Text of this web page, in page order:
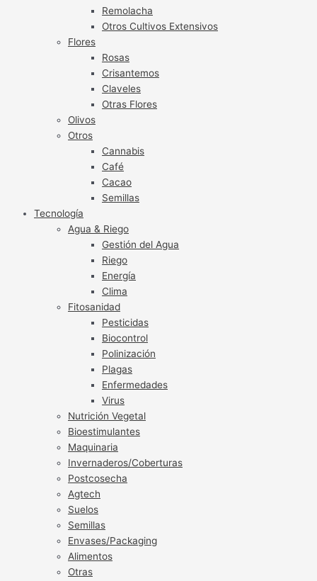
Remolacha
Otros Cultivos Extensivos
Flores
Rosas
Crisantemos
Claveles
Otras Flores
Olivos
Otros
Cannabis
Café
Cacao
Semillas
Tecnología
Agua & Riego
Gestión del Agua
Riego
Energía
Clima
Fitosanidad
Pesticidas
Biocontrol
Polinización
Plagas
Enfermedades
Virus
Nutrición Vegetal
Bioestimulantes
Maquinaria
Invernaderos/Coberturas
Postcosecha
Agtech
Suelos
Semillas
Envases/Packaging
Alimentos
Otras